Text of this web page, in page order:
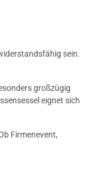
sein.
großzügig
eignet sich
Firmenevent,